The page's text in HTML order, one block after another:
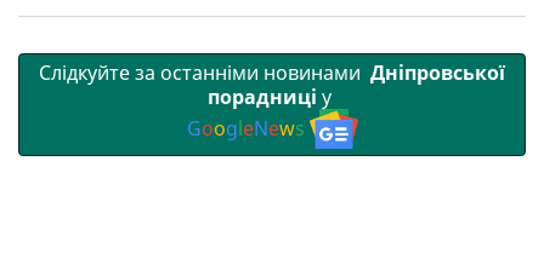
Слідкуйте за останніми новинами Дніпровської
порадниці у
GoogleNews